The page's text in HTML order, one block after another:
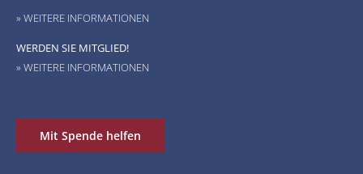
» WEITERE INFORMATIONEN
WERDEN SIE MITGLIED!
» WEITERE INFORMATIONEN
Mit Spende helfen